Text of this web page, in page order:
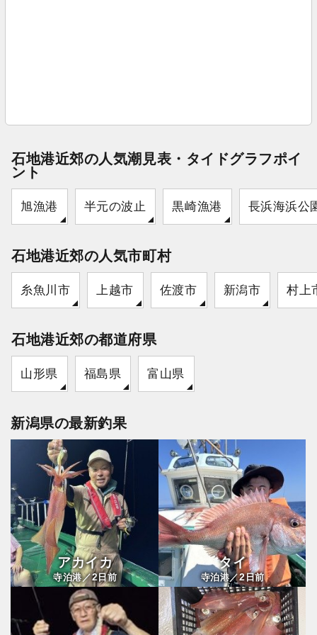
石地港近郊の人気潮見表・タイドグラフポイ
ント
旭漁港 半元の波止 黒崎漁港 長浜海浜公
石地港近郊の人気市町村
糸魚川市 上越市 佐渡市 新潟市 村上
石地港近郊の都道府県
山形県 福島県 富山県
新潟県の最新釣果
アカイカ
寺泊港／2日前
タイ
寺泊港／2日前